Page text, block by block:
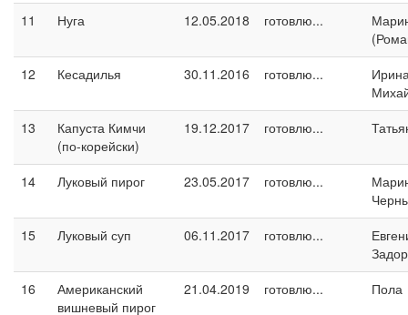
11 Нуга 12.05.2018 готовлю...
12
Кесадилья 30.11.2016 готовлю...
13
Капуста Кимчи
(по-корейски)
19.12.2017 готовлю...
14 Луковый пирог 23.05.2017 готовлю...
15
Луковый суп 06.11.2017 готовлю...
16
Американский
вишневый пирог
21.04.2019 готовлю... Пола